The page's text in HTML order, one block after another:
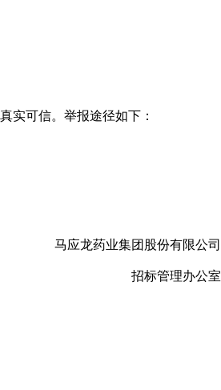
实可信。举报途径如下：
马应龙药业集团股份有限公司
招标管理办公室